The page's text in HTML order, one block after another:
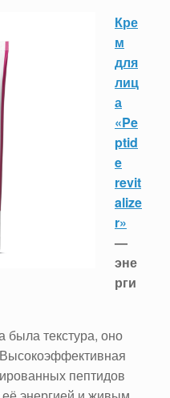
Кре
м
для
лиц
а
«Pe
ptid
e
revit
alize
r»
—
эне
рги
была текстура, оно
пептидов